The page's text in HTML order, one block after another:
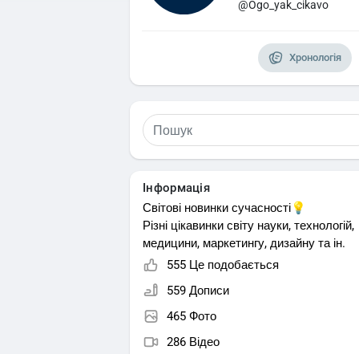
@Ogo_yak_cikavo
Хронологія
Інформація
Світові новинки сучасності💡
Різні цікавинки світу науки, технологій,
медицини, маркетингу, дизайну та ін.
555 Це подобається
559 Дописи
465 Фото
286 Відео